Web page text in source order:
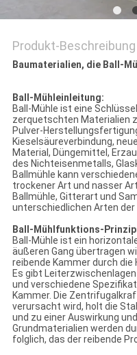
Produkt-Beschreibung
Baumaterialien, die Ball-
Ball-Mühleinleitung:
Ball-Mühle ist eine
zerquetschten Materialien
Pulver-
Kieselsäureverbindung,
Material, Düngemittel,
des Nichteisenmetalls,
Ballmühle kann
trockener Art und nasser
Ballmühle, Gitterart und
unterschiedlichen Arten
Ball-Mühlfunktions-
Ball-Mühle ist ein
äußeren Gang übertragen
reibende Kammer durch
Es gibt
und verschiedene
Kammer. Die
verursacht wird, holt die
und zu einer Auswirkung
Grundmaterialien werden
folglich, das der reibende